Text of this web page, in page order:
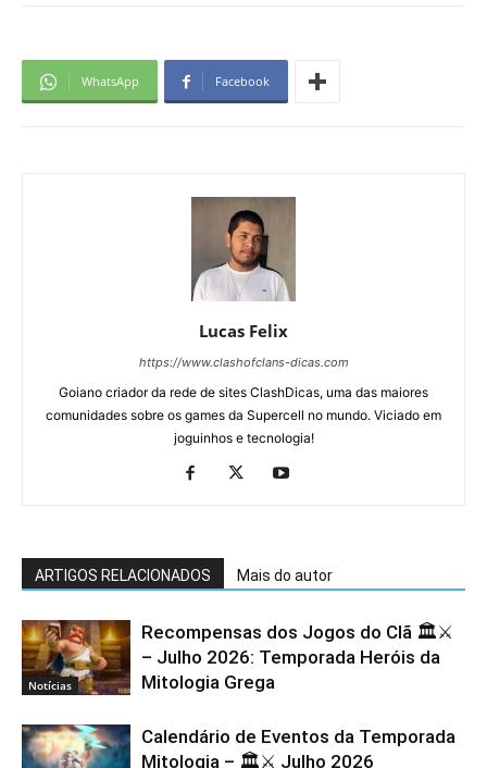
WhatsApp Facebook
Lucas Felix
https://www.clashofclans-dicas.com
Goiano criador da rede de sites ClashDicas, uma das maiores
comunidades sobre os games da Supercell no mundo. Viciado em
joguinhos e tecnologia!
ARTIGOS RELACIONADOS Mais do autor
Notícias
Recompensas dos Jogos do Clã 🏛️⚔️
– Julho 2026: Temporada Heróis da
Mitologia Grega
Calendário de Eventos da Temporada
Mitologia – 🏛️⚔️ Julho 2026